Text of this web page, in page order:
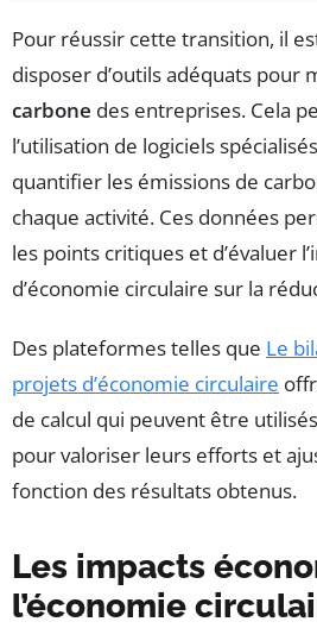
Pour réussir cette transition, il
disposer d’outils adéquats pour
carbone des entreprises. Cela
l’utilisation de logiciels
quantifier les émissions de
chaque activité. Ces données
les points critiques et d’évaluer
d’économie circulaire sur la
Des plateformes telles que Le
projets d’économie circulaire
de calcul qui peuvent être
pour valoriser leurs efforts et
fonction des résultats obtenus.
Les impacts
l’économie